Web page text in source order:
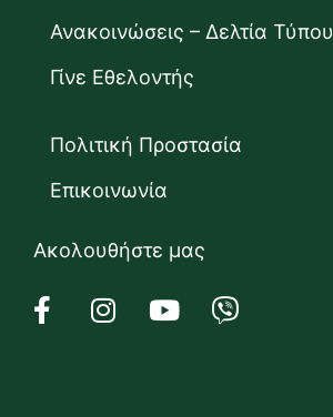
Ανακοινώσεις – Δελτία Τύπου
Γίνε Εθελοντής
Πολιτική Προστασία
Επικοινωνία
Ακολουθήστε μας